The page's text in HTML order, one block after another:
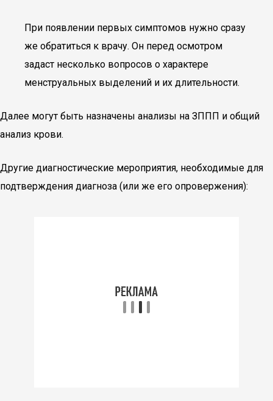
При появлении первых симптомов нужно сразу
же обратиться к врачу. Он перед осмотром
задаст несколько вопросов о характере
менструальных выделений и их длительности.
Далее могут быть назначены анализы на ЗППП и общий
анализ крови.
Другие диагностические мероприятия, необходимые для
подтверждения диагноза (или же его опровержения):